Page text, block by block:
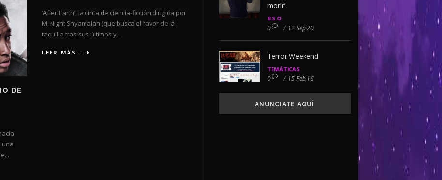
DE
una
‘After Earth’, la cinta de ciencia-ficción dirigida por
M. Night Shyamalan (que busca el favor de la
taquilla tras sus últimos y...
LEER MÁS...
morir’
B.S.O
0 / 12 Sep 20
Terror Weekend
TEMÁTICAS
0 / 15 Feb 16
ANUNCIATE AQUÍ